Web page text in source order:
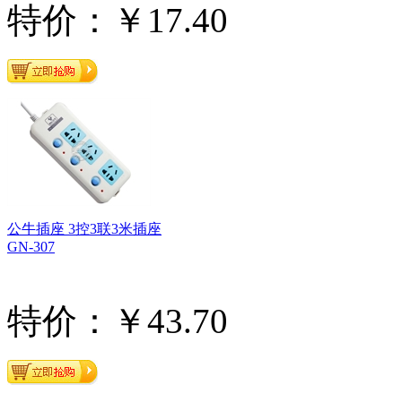
特价：￥17.40
公牛插座 3控3联3米插座
GN-307
特价：￥43.70